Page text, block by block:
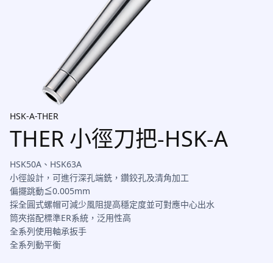
HSK-A-THER
THER 小徑刀把-HSK-A
HSK50A、HSK63A
小徑設計，可進行深孔端銑，鑽鉸孔及清角加工
偏擺跳動≦0.005mm
採全圓式螺帽可減少風阻提高穩定度並可對應中心出水
筒夾搭配標準ER系統，泛用性高
全系列使用軸承扳手
全系列動平衡